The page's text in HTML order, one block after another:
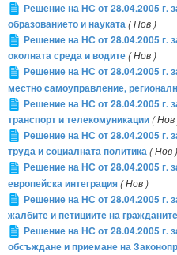
Решение на НС от 28.04.2005 г.
образованието и науката( Нов )
Решение на НС от 28.04.2005 г.
околната среда и водите( Нов )
Решение на НС от 28.04.2005 г.
местно самоуправление,
Решение на НС от 28.04.2005 г.
транспорт и телекомуникации( Нов
Решение на НС от 28.04.2005 г.
труда и социалната политика( Нов )
Решение на НС от 28.04.2005 г.
европейска интеграция( Нов )
Решение на НС от 28.04.2005 г.
жалбите и петициите на гражданите
Решение на НС от 28.04.2005 г.
обсъждане и приемане на